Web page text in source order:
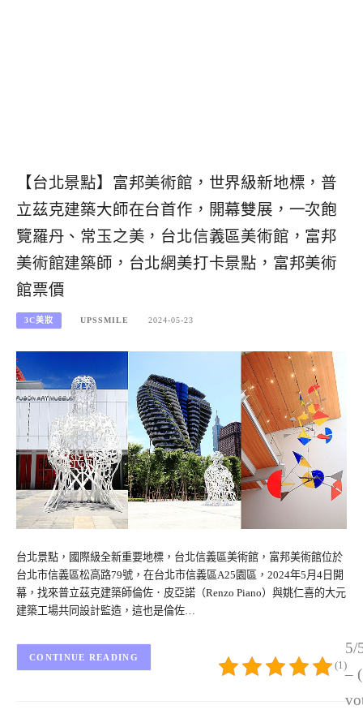
【台北景點】富邦美術館，世界級新地標，普
立茲克建築大師在台首作，開幕雙展，一次飽
覽羅丹、常玉之美，台北信義區美術館，富邦
美術館建築師，台北網美打卡景點，富邦美術
館票價
3C美妝 UPSSMILE 2024-05-23
台北景點，國際級全新重要地標，台北信義區美術館，富邦美術館位於
台北市信義區松高路79號，在台北市信義區A25園區，2024年5月4日開
幕，找來普立茲克建築師倫佐．皮亞諾（Renzo Piano）與姚仁喜的大元
建築工場共同設計監造，這也是倫佐…
5/
–
(1)
CONTINUE READING